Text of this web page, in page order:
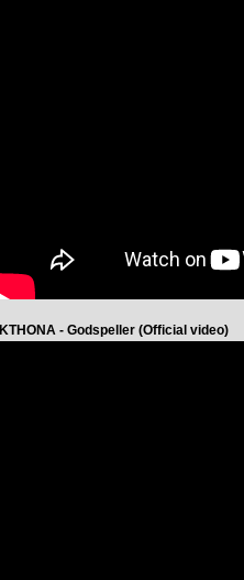
KTHONA - Godspeller (Official video)